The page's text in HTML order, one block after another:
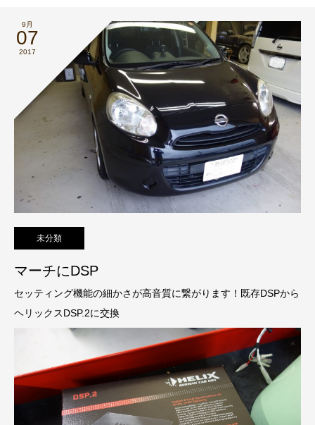
9月
07
2017
未分類
マーチにDSP
セッティング機能の細かさが高音質に繋がります！既存DSPから
ヘリックスDSP.2に交換